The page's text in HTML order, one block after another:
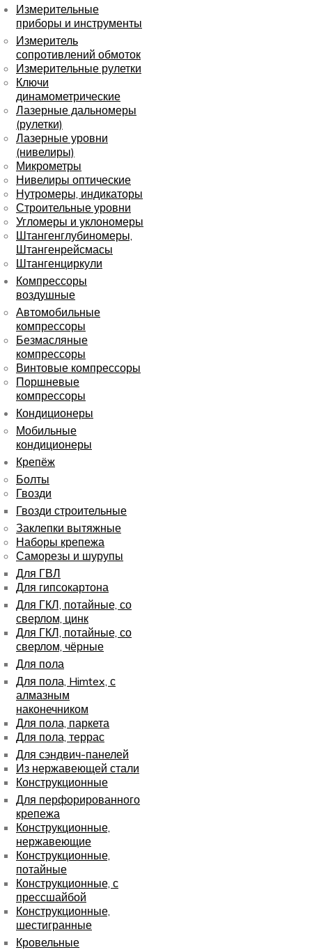
Измерительные
приборы и инструменты
Измеритель
сопротивлений обмоток
Измерительные рулетки
Ключи
динамометрические
Лазерные дальномеры
(рулетки)
Лазерные уровни
(нивелиры)
Микрометры
Нивелиры оптические
Нутромеры, индикаторы
Строительные уровни
Угломеры и уклономеры
Штангенглубиномеры,
Штангенрейсмасы
Штангенциркули
Компрессоры
воздушные
Автомобильные
компрессоры
Безмасляные
компрессоры
Винтовые компрессоры
Поршневые
компрессоры
Кондиционеры
Мобильные
кондиционеры
Крепёж
Болты
Гвозди
Гвозди строительные
Заклепки вытяжные
Наборы крепежа
Саморезы и шурупы
Для ГВЛ
Для гипсокартона
Для ГКЛ, потайные, со
сверлом, цинк
Для ГКЛ, потайные, со
сверлом, чёрные
Для пола
Для пола, Himtex, с
алмазным
наконечником
Для пола, паркета
Для пола, террас
Для сэндвич-панелей
Из нержавеющей стали
Конструкционные
Для перфорированного
крепежа
Конструкционные,
нержавеющие
Конструкционные,
потайные
Конструкционные, с
прессшайбой
Конструкционные,
шестигранные
Кровельные